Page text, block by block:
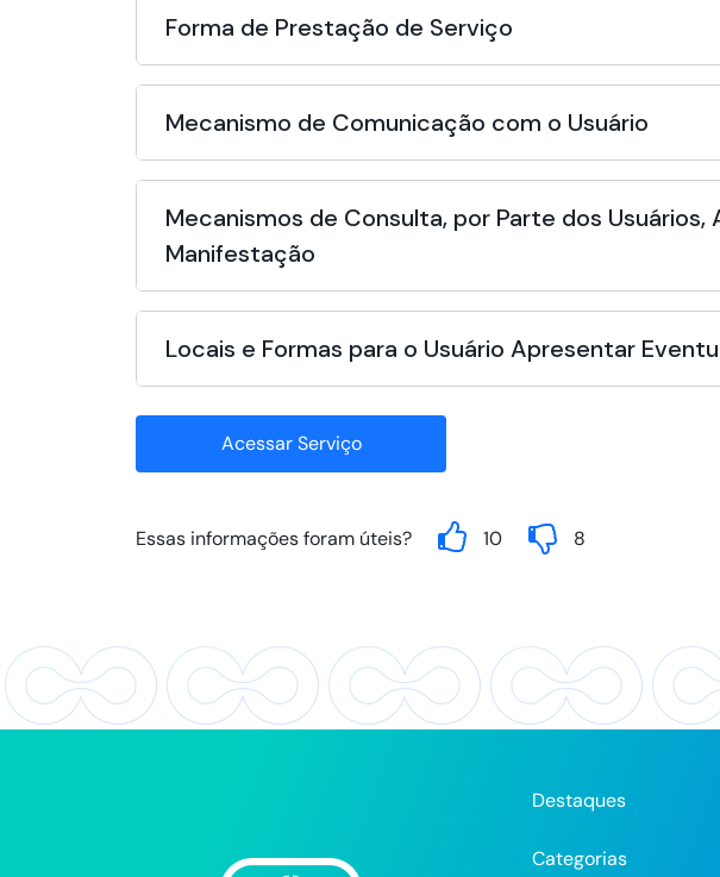
Forma de Prestação de Serviço
Mecanismo de Comunicação com o Usuário
Mecanismos de Consulta, por Parte dos
Manifestação
Locais e Formas para o Usuário Apresentar
Acessar Serviço
Essas informações foram úteis? 10 8
Destaques
Categorias